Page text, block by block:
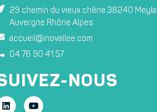
29 chemin du vieux chêne 38240
Auvergne Rhône Alpes
accueil@inovallee.com
04 76 90 41 57
NOUS